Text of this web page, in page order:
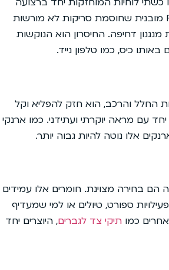
אלסטית. היתרון המרכזי שלהם הוא עמידות קיצונית בפני מכות ושברים, והגנת RFID מובנית שחוסמת סריקות לא מורשות
דחיפה. החיסרון הוא הנוקשות
כיס, כמו טלפון נייד.
החלל והרכב, הוא חזק להפליא וקל
עם מראה יוקרתי ועתידני. כמו ארנקי
הם בחירה מצוינת. חומרים אלו עמידים
ספורט, טיולים או למי שמעדיף
כמו תיקי צד לגברים, היוצרים יחד